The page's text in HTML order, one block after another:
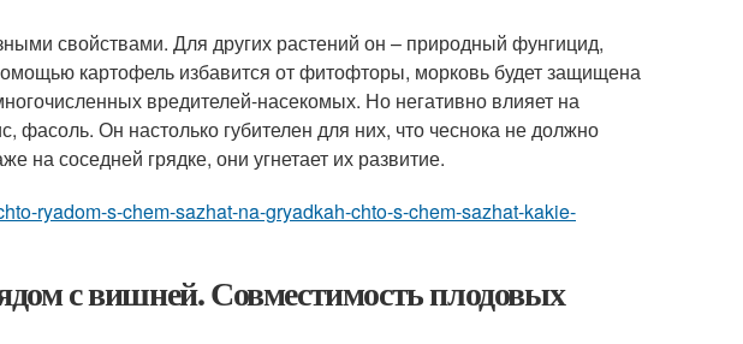
свойствами. Для других растений он – природный фунгицид,
картофель избавится от фитофторы, морковь будет защищена
вредителей-насекомых. Но негативно влияет на
фасоль. Он настолько губителен для них, что чеснока не должно
на соседней грядке, они угнетает их развитие.
ryadom-s-chem-sazhat-na-gryadkah-chto-s-chem-sazhat-kakie-
с вишней. Совместимость плодовых